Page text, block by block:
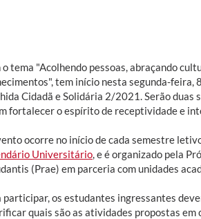
o tema "Acolhendo pessoas, abraçando
tem início nesta segunda-feira,
Cidadã e Solidária 2/2021. Serão duas
fortalecer o espírito de receptividade e
ocorre no início de cada semestre
Universitário , e é organizado pela
(Prae) em parceria com unidades
participar, os estudantes ingressantes
quais são as atividades propostas em